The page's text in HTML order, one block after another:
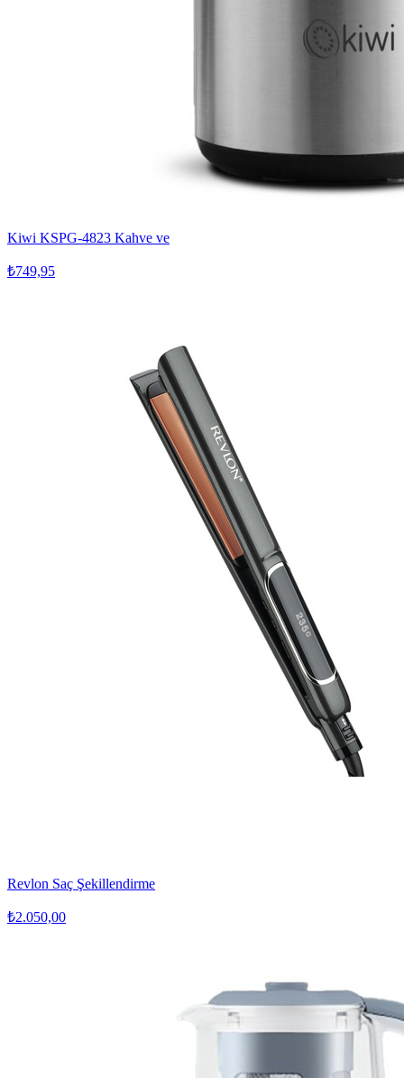
Kiwi KSPG-4823 Kahve ve
₺749,95
Revlon Saç Şekillendirme
₺2.050,00